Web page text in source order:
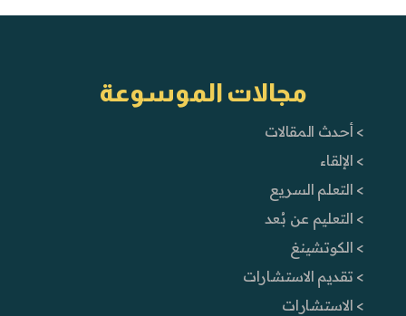
مجالات الموسوعة
> أحدث المقالات
> الإلقاء
> التعلم السريع
> التعليم عن بُعد
> الكوتشينغ
> تقديم الاستشارات
> الاستشارات